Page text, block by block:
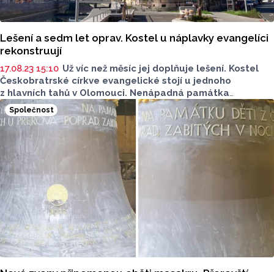
Lešení a sedm let oprav. Kostel u náplavky evangelíci
rekonstruují
17.08.23 15:10 Už víc než měsíc jej doplňuje lešení. Kostel
Českobratrské církve evangelické stojí u jednoho
z hlavních tahů v Olomouci. Nenápadná památka
u náplavky prochází sedmiletou rekonstrukcí.
Společnost